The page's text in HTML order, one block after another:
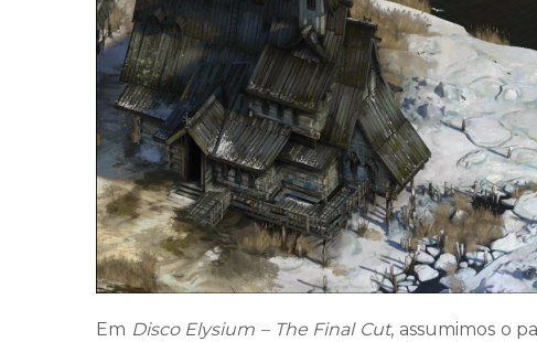
Em Disco Elysium – The Final Cut, assumimos o